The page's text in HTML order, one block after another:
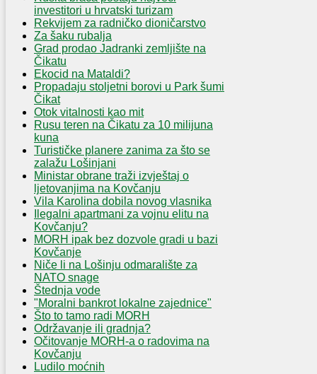
investitori u hrvatski turizam
Rekvijem za radničko dioničarstvo
Za šaku rubalja
Grad prodao Jadranki zemljište na
Čikatu
Ekocid na Mataldi?
Propadaju stoljetni borovi u Park šumi
Čikat
Otok vitalnosti kao mit
Rusu teren na Čikatu za 10 milijuna
kuna
Turističke planere zanima za što se
zalažu Lošinjani
Ministar obrane traži izvještaj o
ljetovanjima na Kovčanju
Vila Karolina dobila novog vlasnika
Ilegalni apartmani za vojnu elitu na
Kovčanju?
MORH ipak bez dozvole gradi u bazi
Kovčanje
Niče li na Lošinju odmaralište za
NATO snage
Štednja vode
"Moralni bankrot lokalne zajednice"
Što to tamo radi MORH
Održavanje ili gradnja?
Očitovanje MORH-a o radovima na
Kovčanju
Ludilo moćnih